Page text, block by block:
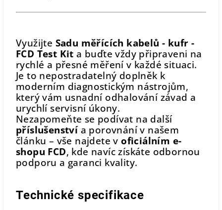
Využijte Sadu měřících kabelů - kufr -
FCD Test Kit a buďte vždy připraveni na
rychlé a přesné měření v každé situaci.
Je to nepostradatelný doplněk k
moderním diagnostickým nástrojům,
který vám usnadní odhalování závad a
urychlí servisní úkony.
Nezapomeňte se podívat na další
příslušenstvía porovnání v našem
článku – vše najdete voficiálním e-
shopu FCD, kde navíc získáte odbornou
podporu a garanci kvality.
Technické specifikace